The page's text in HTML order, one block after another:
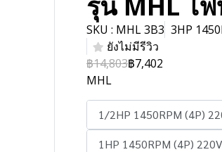
SKU : MHL 3B3 3HP
ยังไม่มีรีวิว
฿14,803฿7,402
MHL
1/2HP 1450RPM (4P)
1HP 1450RPM (4P)